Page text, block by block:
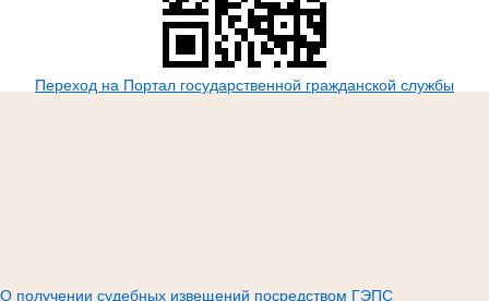
Переход на Портал государственной гражданской службы
О получении судебных извещений посредством ГЭПС